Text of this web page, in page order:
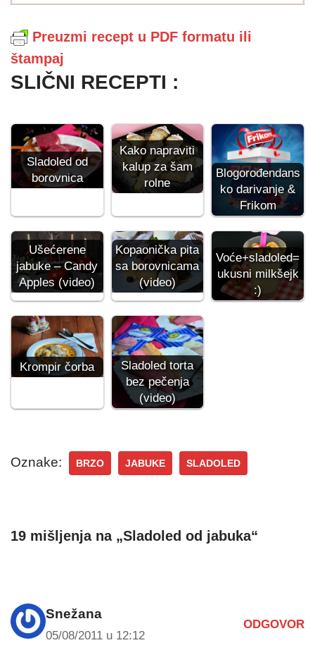
Preuzmi recept u PDF formatu ili
štampaj
SLIČNI RECEPTI :
Sladoled od
borovnica
Kako napraviti
kalup za šam
rolne
Blogorođendans
ko darivanje &
Frikom
Ušećerene
jabuke – Candy
Apples (video)
Kopaonička pita
sa borovnicama
(video)
Voće+sladoled=
ukusni milkšejk
:)
Krompir čorba
Sladoled torta
bez pečenja
(video)
Oznake: BRZO JABUKE SLADOLED
19 mišljenja na „Sladoled od jabuka“
Snežana
05/08/2011 u 12:12
ODGOVOR